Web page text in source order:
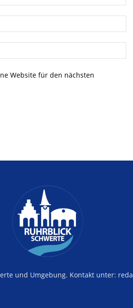
Website für den nächsten
und Umgebung. Kontakt unter: